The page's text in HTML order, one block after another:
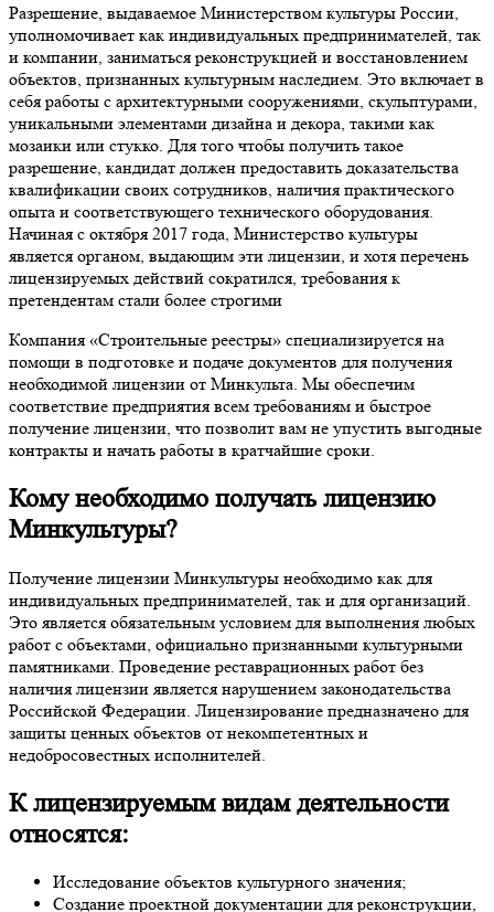
Разрешение, выдаваемое Министерством культуры России,
уполномочивает как индивидуальных предпринимателей, так
и компании, заниматься реконструкцией и восстановлением
объектов, признанных культурным наследием. Это включает в
себя работы с архитектурными сооружениями, скульптурами,
уникальными элементами дизайна и декора, такими как
мозаики или стукко. Для того чтобы получить такое
разрешение, кандидат должен предоставить доказательства
квалификации своих сотрудников, наличия практического
опыта и соответствующего технического оборудования.
Начиная с октября 2017 года, Министерство культуры
является органом, выдающим эти лицензии, и хотя перечень
лицензируемых действий сократился, требования к
претендентам стали более строгими
Компания «Строительные реестры» специализируется на
помощи в подготовке и подаче документов для получения
необходимой лицензии от Минкульта. Мы обеспечим
соответствие предприятия всем требованиям и быстрое
получение лицензии, что позволит вам не упустить выгодные
контракты и начать работы в кратчайшие сроки.
Кому необходимо получать лицензию
Минкультуры?
Получение лицензии Минкультуры необходимо как для
индивидуальных предпринимателей, так и для организаций.
Это является обязательным условием для выполнения любых
работ с объектами, официально признанными культурными
памятниками. Проведение реставрационных работ без
наличия лицензии является нарушением законодательства
Российской Федерации. Лицензирование предназначено для
защиты ценных объектов от некомпетентных и
недобросовестных исполнителей.
К лицензируемым видам деятельности
относятся:
Исследование объектов культурного значения;
Создание проектной документации для реконструкции,